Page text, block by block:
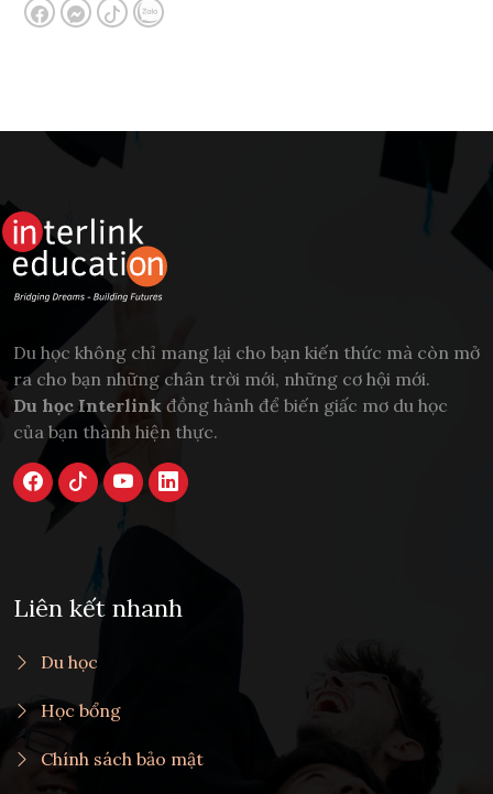
Du học không chỉ mang lại cho bạn kiến thức mà còn mở
ra cho bạn những chân trời mới, những cơ hội mới.
Du học Interlink đồng hành để biến giấc mơ du học
của bạn thành hiện thực.
Liên kết nhanh
Du học
Học bổng
Chính sách bảo mật